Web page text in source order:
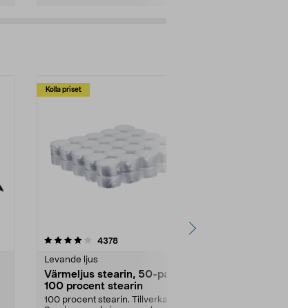
Kolla priset
4378recensioner
Levande ljus
Värmeljus stearin, 50-pack,
100 procent stearin
100 procent stearin. Tillverkade i
4.5av 5 stjärnor